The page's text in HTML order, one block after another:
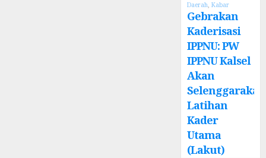
Daerah,Kabar
Gebrakan
Kaderisasi
IPPNU: PW
IPPNU Kalsel
Akan
Selenggarakan
Latihan
Kader
Utama
(Lakut)